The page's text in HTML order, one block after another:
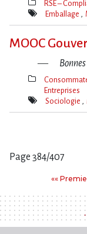
Thèmes(s)
RSE –
Mot(s)-
Emballage
MOOC
Thèmes(s)
Entreprises
Mot(s)-
Sociologie
Page 384/407
««